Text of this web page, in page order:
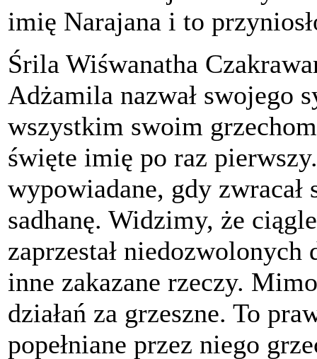
imię Narajana i to
Śrila Wiśwanatha
Adżamila nazwał swojego
wszystkim swoim
święte imię po raz
wypowiadane, gdy zwracał
sadhanę. Widzimy, że
zaprzestał niedozwolonych
inne zakazane rzeczy.
działań za grzeszne. To
popełniane przez niego